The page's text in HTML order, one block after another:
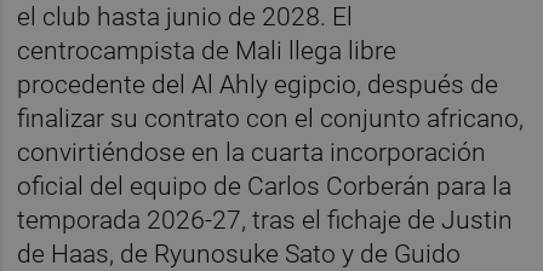
el club hasta junio de 2028. El
centrocampista de Mali llega libre
procedente del Al Ahly egipcio, después de
finalizar su contrato con el conjunto africano,
convirtiéndose en la cuarta incorporación
oficial del equipo de Carlos Corberán para la
temporada 2026-27, tras el fichaje de Justin
de Haas, de Ryunosuke Sato y de Guido